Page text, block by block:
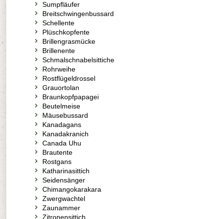
Sumpfläufer
Breitschwingenbussard
Schellente
Plüschkopfente
Brillengrasmücke
Brillenente
Schmalschnabelsittiche
Rohrweihe
Rostflügeldrossel
Grauortolan
Braunkopfpapagei
Beutelmeise
Mäusebussard
Kanadagans
Kanadakranich
Canada Uhu
Brautente
Rostgans
Katharinasittich
Seidensänger
Chimangokarakara
Zwergwachtel
Zaunammer
Zitronensittich